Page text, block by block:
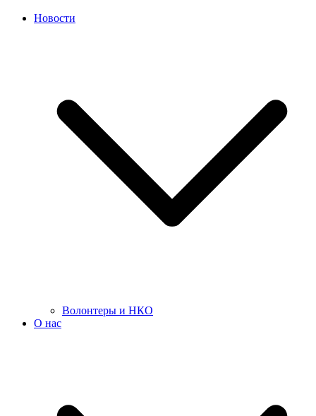
Новости
Волонтеры и НКО
О нас